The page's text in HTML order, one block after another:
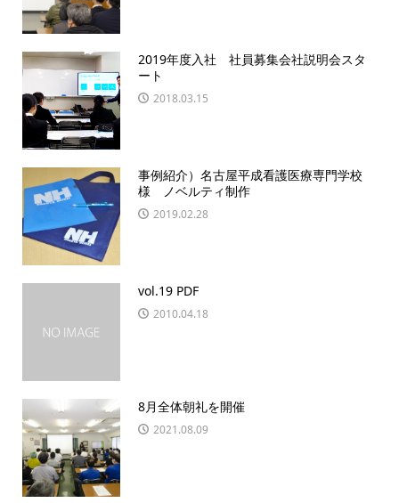
2019年度入社 社員募集会社説明会スタ
ート
2018.03.15
事例紹介）名古屋平成看護医療専門学校
様 ノベルティ制作
2019.02.28
vol.19 PDF
2010.04.18
8月全体朝礼を開催
2021.08.09